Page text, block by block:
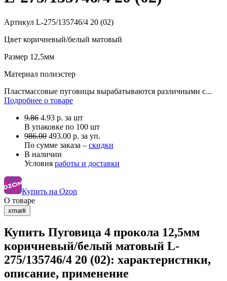
Артикул L-275/135746/4 20 (02)
Цвет коричневый/белый матовый
Размер 12,5мм
Материал полиэстер
Пластмассовые пуговицы вырабатываются различными с...
Подробнее о товаре
9.86 4.93 р. за шт
В упаковке по 100 шт
986.00 493.00 р. за уп.
По сумме заказа – скидки
В наличии
Условия работы и доставки
Купить на Ozon
О товаре
xmark
Купить Пуговица 4 прокола 12,5мм
коричневый/белый матовый L-
275/135746/4 20 (02): характеристики,
описание, применение